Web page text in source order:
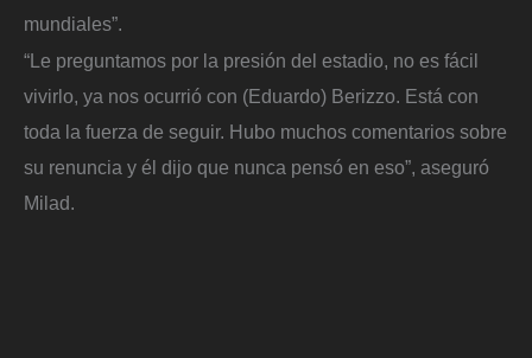
mundiales”.
“Le preguntamos por la presión del estadio, no es fácil
vivirlo, ya nos ocurrió con (Eduardo) Berizzo. Está con
toda la fuerza de seguir. Hubo muchos comentarios sobre
su renuncia y él dijo que nunca pensó en eso”, aseguró
Milad.